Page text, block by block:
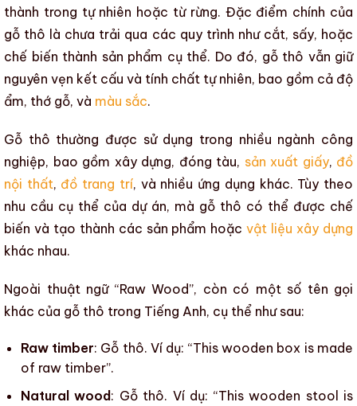
thành trong tự nhiên hoặc từ rừng. Đặc điểm chính của
gỗ thô là chưa trải qua các quy trình như cắt, sấy, hoặc
chế biến thành sản phẩm cụ thể. Do đó, gỗ thô vẫn giữ
nguyên vẹn kết cấu và tính chất tự nhiên, bao gồm cả độ
ẩm, thớ gỗ, và màu sắc.
Gỗ thô thường được sử dụng trong nhiều ngành công
nghiệp, bao gồm xây dựng, đóng tàu, sản xuất giấy, đồ
nội thất, đồ trang trí, và nhiều ứng dụng khác. Tùy theo
nhu cầu cụ thể của dự án, mà gỗ thô có thể được chế
biến và tạo thành các sản phẩm hoặcvật liệu xây dựng
khác nhau.
Ngoài thuật ngữ “Raw Wood”, còn có một số tên gọi
khác của gỗ thô trong Tiếng Anh, cụ thể như sau:
Raw timber: Gỗ thô. Ví dụ: “This wooden box is made
of raw timber”.
Natural wood: Gỗ thô. Ví dụ: “This wooden stool is